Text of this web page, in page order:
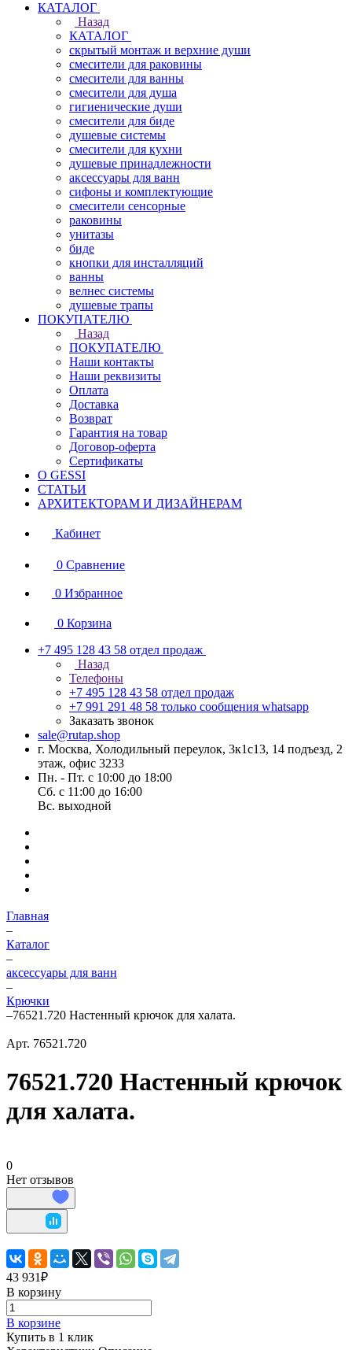
КАТАЛОГ
Назад
КАТАЛОГ
скрытый монтаж и верхние души
смесители для раковины
смесители для ванны
смесители для душа
гигиенические души
смесители для биде
душевые системы
смесители для кухни
душевые принадлежности
аксессуары для ванн
сифоны и комплектующие
смесители сенсорные
раковины
унитазы
биде
кнопки для инсталляций
ванны
велнес системы
душевые трапы
ПОКУПАТЕЛЮ
Назад
ПОКУПАТЕЛЮ
Наши контакты
Наши реквизиты
Оплата
Доставка
Возврат
Гарантия на товар
Договор-оферта
Сертификаты
О GESSI
СТАТЬИ
АРХИТЕКТОРАМ И ДИЗАЙНЕРАМ
Кабинет
0 Сравнение
0 Избранное
0 Корзина
+7 495 128 43 58 отдел продаж
Назад
Телефоны
+7 495 128 43 58 отдел продаж
+7 991 291 48 58 только сообщения whatsapp
Заказать звонок
sale@rutap.shop
г. Москва, Холодильный переулок, 3к1с13, 14 подъезд, 2
этаж, офис 3233
Пн. - Пт. с 10:00 до 18:00
Сб. с 11:00 до 16:00
Вс. выходной
Главная
–
Каталог
–
аксессуары для ванн
–
Крючки
–76521.720 Настенный крючок для халата.
Арт. 76521.720
76521.720 Настенный крючок
для халата.
0
Нет отзывов
43 931₽
В корзину
В корзине
Купить в 1 клик